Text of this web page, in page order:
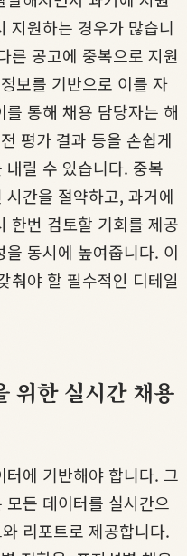
지원하는 경우가 많습니
른 공고에 중복으로 지원
보를 기반으로 이를 자
통해 채용 담당자는 해
평가 결과 등을 손쉽게
릴 수 있습니다. 중복
간을 절약하고, 과거에
한번 검토할 기회를 제공
동시에 높여줍니다. 이
춰야 할 필수적인 디테일
위한 실시간 채용
에 기반해야 합니다. 그
든 데이터를 실시간으
리포트로 제공합니다.